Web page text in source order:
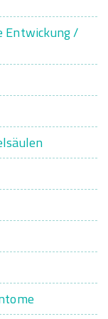
Entwickung /